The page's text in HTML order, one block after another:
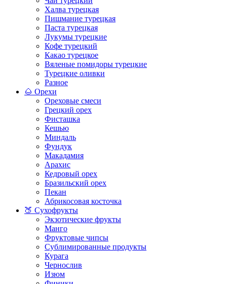
Халва турецкая
Пишмание турецкая
Паста турецкая
Лукумы турецкие
Кофе турецкий
Какао турецкое
Вяленые помидоры турецкие
Турецкие оливки
Разное
🌰 Орехи
Ореховые смеси
Грецкий орех
Фисташка
Кешью
Миндаль
Фундук
Макадамия
Арахис
Кедровый орех
Бразильский орех
Пекан
Абрикосовая косточка
🍑 Сухофрукты
Экзотические фрукты
Манго
Фруктовые чипсы
Сублимированные продукты
Курага
Чернослив
Изюм